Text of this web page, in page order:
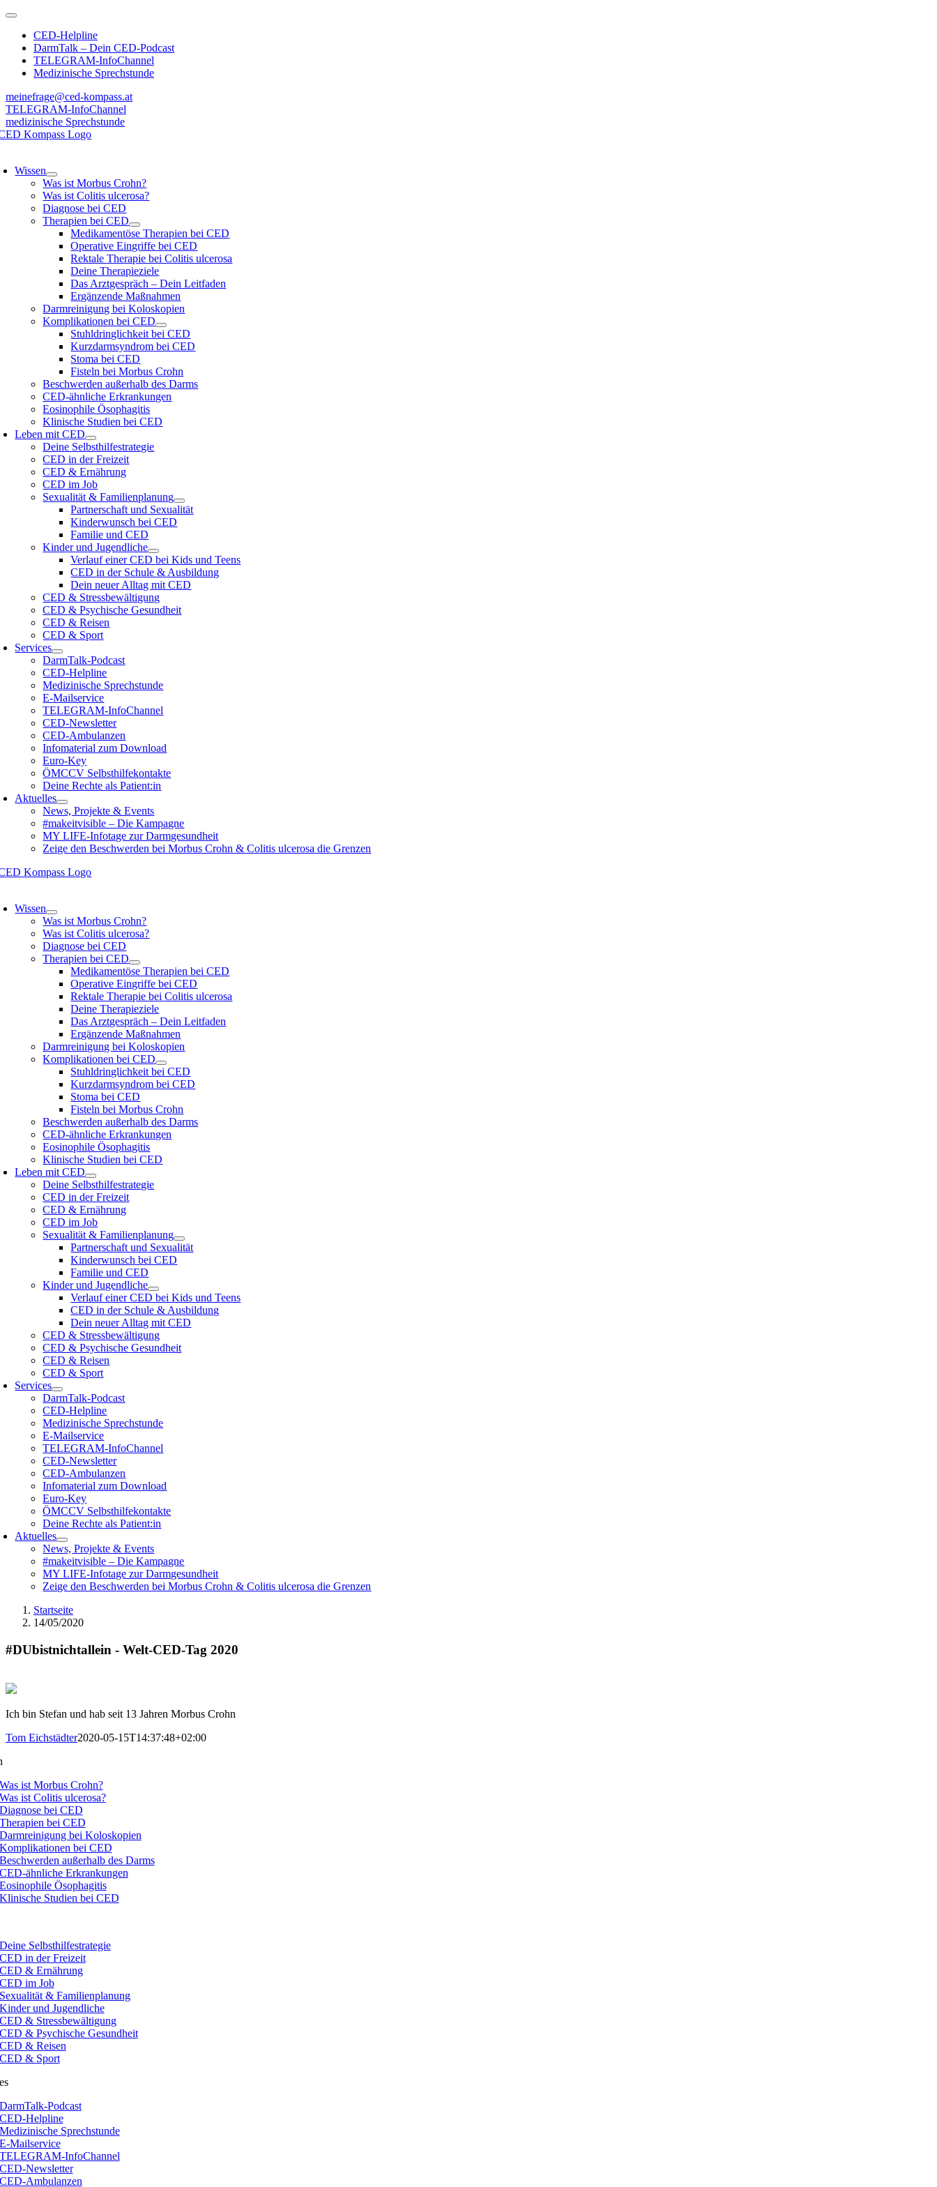
Zum
springen
Toggle
NavigationCED-Helpline
DarmTalk – Dein CED-Podcast
TELEGRAM-InfoChannel
Medizinische Sprechstunde
meinefrage@ced-kompass.at
TELEGRAM-InfoChannel
medizinische Sprechstunde
Wissen
Was ist Morbus Crohn?
Was ist Colitis ulcerosa?
Diagnose bei CED
Therapien bei CED
Medikamentöse Therapien bei CED
Operative Eingriffe bei CED
Rektale Therapie bei Colitis ulcerosa
Deine Therapieziele
Das Arztgespräch – Dein Leitfaden
Ergänzende Maßnahmen
Darmreinigung bei Koloskopien
Komplikationen bei CED
Stuhldringlichkeit bei CED
Kurzdarmsyndrom bei CED
Stoma bei CED
Fisteln bei Morbus Crohn
Beschwerden außerhalb des Darms
CED-ähnliche Erkrankungen
Eosinophile Ösophagitis
Klinische Studien bei CED
Leben mit CED
Deine Selbsthilfestrategie
CED in der Freizeit
CED & Ernährung
CED im Job
Sexualität & Familienplanung
Partnerschaft und Sexualität
Kinderwunsch bei CED
Familie und CED
Kinder und Jugendliche
Verlauf einer CED bei Kids und Teens
CED in der Schule & Ausbildung
Dein neuer Alltag mit CED
CED & Stressbewältigung
CED & Psychische Gesundheit
CED & Reisen
CED & Sport
Services
DarmTalk-Podcast
CED-Helpline
Medizinische Sprechstunde
E-Mailservice
TELEGRAM-InfoChannel
CED-Newsletter
CED-Ambulanzen
Infomaterial zum Download
Euro-Key
ÖMCCV Selbsthilfekontakte
Deine Rechte als Patient:in
Aktuelles
News, Projekte & Events
#makeitvisible – Die Kampagne
MY LIFE-Infotage zur Darmgesundheit
Zeige den Beschwerden bei Morbus Crohn & Colitis ulcerosa die Grenzen
Wissen
Was ist Morbus Crohn?
Was ist Colitis ulcerosa?
Diagnose bei CED
Therapien bei CED
Medikamentöse Therapien bei CED
Operative Eingriffe bei CED
Rektale Therapie bei Colitis ulcerosa
Deine Therapieziele
Das Arztgespräch – Dein Leitfaden
Ergänzende Maßnahmen
Darmreinigung bei Koloskopien
Komplikationen bei CED
Stuhldringlichkeit bei CED
Kurzdarmsyndrom bei CED
Stoma bei CED
Fisteln bei Morbus Crohn
Beschwerden außerhalb des Darms
CED-ähnliche Erkrankungen
Eosinophile Ösophagitis
Klinische Studien bei CED
Leben mit CED
Deine Selbsthilfestrategie
CED in der Freizeit
CED & Ernährung
CED im Job
Sexualität & Familienplanung
Partnerschaft und Sexualität
Kinderwunsch bei CED
Familie und CED
Kinder und Jugendliche
Verlauf einer CED bei Kids und Teens
CED in der Schule & Ausbildung
Dein neuer Alltag mit CED
CED & Stressbewältigung
CED & Psychische Gesundheit
CED & Reisen
CED & Sport
Services
DarmTalk-Podcast
CED-Helpline
Medizinische Sprechstunde
E-Mailservice
TELEGRAM-InfoChannel
CED-Newsletter
CED-Ambulanzen
Infomaterial zum Download
Euro-Key
ÖMCCV Selbsthilfekontakte
Deine Rechte als Patient:in
Aktuelles
News, Projekte & Events
#makeitvisible – Die Kampagne
MY LIFE-Infotage zur Darmgesundheit
Zeige den Beschwerden bei Morbus Crohn & Colitis ulcerosa die Grenzen
Startseite
14/05/2020
#DUbistnichtallein - Welt-CED-Tag 2020
Ich bin Stefan und hab seit 13 Jahren Morbus Crohn
Tom Eichstädter2020-05-15T14:37:48+02:00
ist Morbus Crohn?
ist Colitis ulcerosa?
bei CED
bei CED
bei Koloskopien
bei CED
außerhalb des Darms
ähnliche Erkrankungen
Ösophagitis
Studien bei CED
Selbsthilfestrategie
in der Freizeit
& Ernährung
im Job
& Familienplanung
und Jugendliche
& Stressbewältigung
& Psychische Gesundheit
& Reisen
& Sport
Podcast
Helpline
Sprechstunde
Mailservice
InfoChannel
Newsletter
Ambulanzen